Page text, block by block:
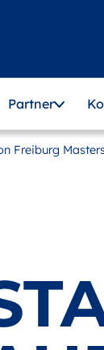
Partner
Freiburg